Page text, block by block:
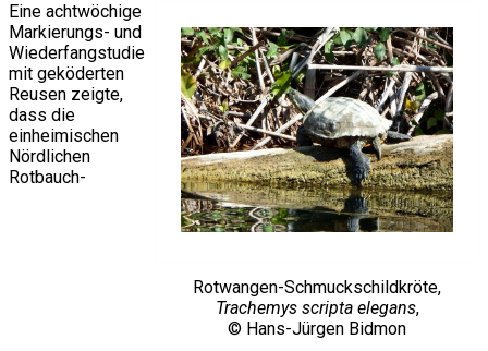
Rotwangen-Schmuckschildkröte,
Trachemys scripta elegans,
© Hans-Jürgen Bidmon
Eine achtwöchige
Markierungs- und
Wiederfangstudie
mit geköderten
Reusen zeigte,
dass die
einheimischen
Nördlichen
Rotbauch-